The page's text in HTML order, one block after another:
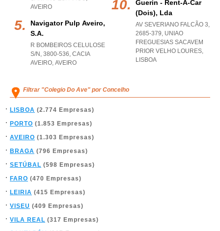
AVEIRO
Navigator Pulp Aveiro,
S.a.
R BOMBEIROS CELULOSE
S/N, 3800-536, CACIA
AVEIRO, AVEIRO
Guerin - Rent-A-Car
(dois), Lda
AV SEVERIANO FALCÃO 3,
2685-379, UNIAO
FREGUESIAS SACAVEM
PRIOR VELHO LOURES,
LISBOA
Filtrar "Colegio Do Ave" por Concelho
LISBOA (2.774 Empresas)
PORTO (1.853 Empresas)
AVEIRO (1.303 Empresas)
BRAGA (796 Empresas)
SETÚBAL (598 Empresas)
FARO (470 Empresas)
LEIRIA (415 Empresas)
VISEU (409 Empresas)
VILA REAL (317 Empresas)